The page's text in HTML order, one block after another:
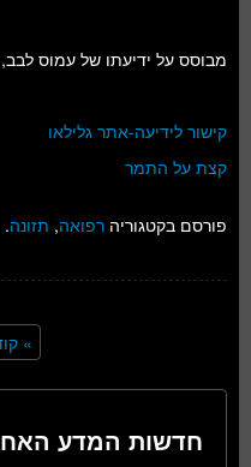
מבוסס על ידיעתו של עמוס לבב, עיתון
קישור לידיעה-אתר גלילאו
קצת על התמר
פורסם בקטגוריה רפואה, תזונה.
»
חדשות המדע